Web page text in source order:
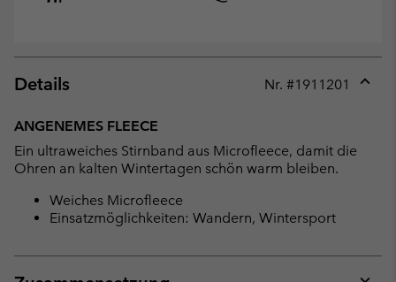
Details Nr. #1911201
ANGENEMES FLEECE
Ein ultraweiches Stirnband aus Microfleece, damit die
Ohren an kalten Wintertagen schön warm bleiben.
Weiches Microfleece
Einsatzmöglichkeiten: Wandern, Wintersport